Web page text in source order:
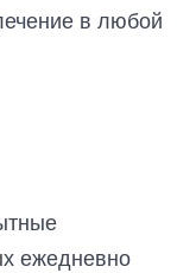
в любой
ежедневно